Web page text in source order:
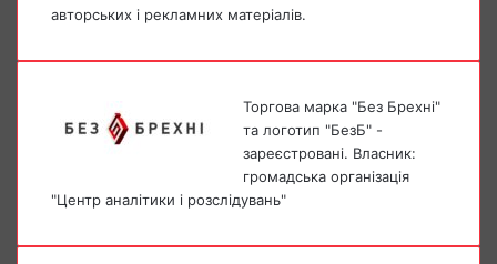
авторських і рекламних матеріалів.
Торгова марка "Без Брехні"
та логотип "БезБ" -
зареєстровані. Власник:
громадська організація
"Центр аналітики і розслідувань"